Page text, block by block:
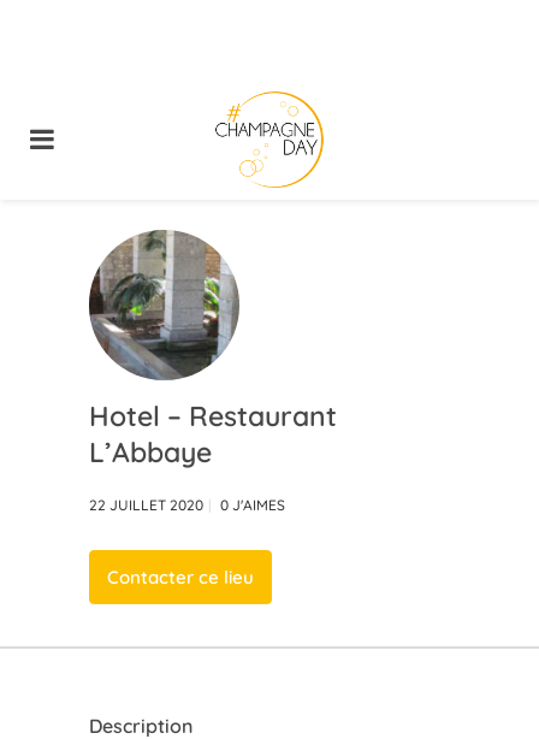
Hotel – Restaurant
L’Abbaye
22 JUILLET 2020 0 J'AIMES
Contacter ce lieu
Description